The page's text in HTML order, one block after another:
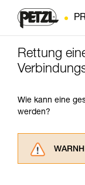
Rettung
Wie kann eine
werden?